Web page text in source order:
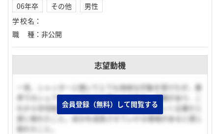
06年卒 その他
男性
学校名 ：
職種 ： 非公開
志望動機
一見、シャッターと聞いてとても地味な印象を受けたが、業
界でのシェアもトップであり確かな技術力、信頼があり、こ
れから住宅総合メーカーとして大いに成長していく企業だと
感じ取れたこと。自分を成長させていける環境があると感じ
取れたこと。
会員登録（無料）して閲覧する